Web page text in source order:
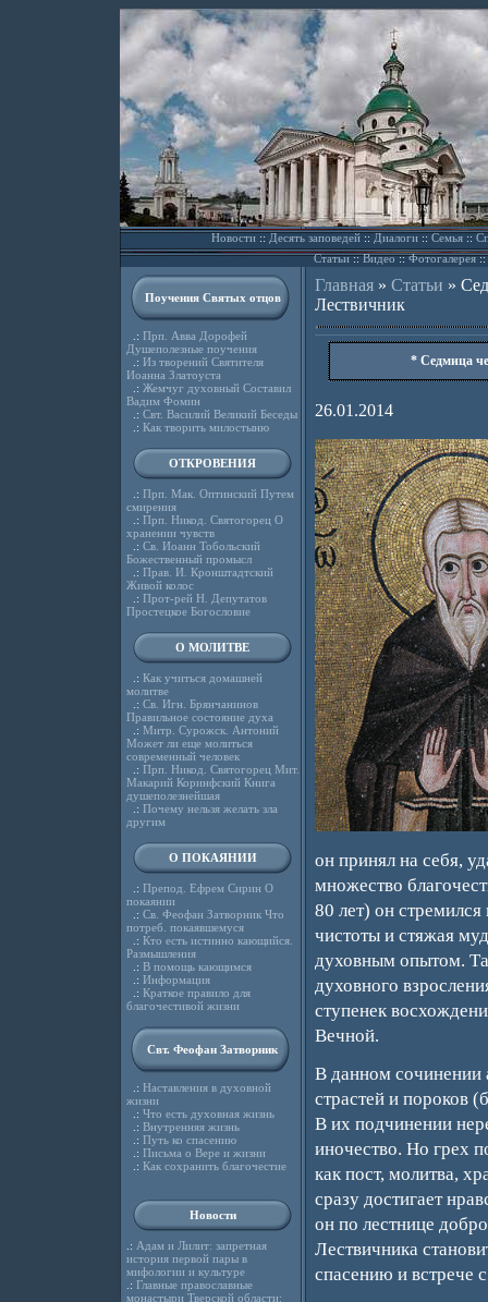
Новости::Десять заповедей::Диалоги::Семья::
Статьи::Видео ::Фотогалерея::
Поучения Святых отцов
.: Прп. Авва Дорофей
Душеполезные поучения
.: Из творений Святителя
Иоанна Златоуста
.: Жемчуг духовный Составил
Вадим Фомин
.: Свт. Василий Великий Беседы
.: Как творить милостыню
ОТКРОВЕНИЯ
.: Прп. Мак. Оптинский Путем
смирения
.: Прп. Никод. Святогорец О
хранении чувств
.: Св. Иоанн Тобольский
Божественный промысл
.: Прав. И. Кронштадтский
Живой колос
.: Прот-рей Н. Депутатов
Простецкое Богословие
О МОЛИТВЕ
.: Как учиться домашней
молитве
.: Св. Игн. Брянчанинов
Правильное состояние духа
.: Митр. Сурожск. Антоний
Может ли еще молиться
современный человек
.: Прп. Никод. Святогорец Мит.
Макарий Коринфский Книга
душеполезнейшая
.: Почему нельзя желать зла
другим
О ПОКАЯНИИ
.: Препод. Ефрем Сирин О
покаянии
.: Св. Феофан Затворник Что
потреб. покаявшемуся
.: Кто есть истинно кающийся.
Размышления
.: В помощь кающимся
.: Информация
.: Краткое правило для
благочестивой жизни
Свт. Феофан Затворник
.: Наставления в духовной
жизни
.: Что есть духовная жизнь
.: Внутренняя жизнь
.: Путь ко спасению
.: Письма о Вере и жизни
.: Как сохранить благочестие
Новости
.: Адам и Лилит: запретная
история первой пары в
мифологии и культуре
.: Главные православные
монастыри Тверской области:
Главная» Статьи »
Лествичник
* Седмица
26.01.2014
он принял на себя,
множество
80 лет) он стремился
чистоты и стяжая
духовным опытом.
духовного
ступенек
Вечной.
В данном сочинении
страстей и пороков
В их подчинении
иночество. Но грех
как пост, молитва,
сразу достигает
он по лестнице
Лествичника
спасению и встрече